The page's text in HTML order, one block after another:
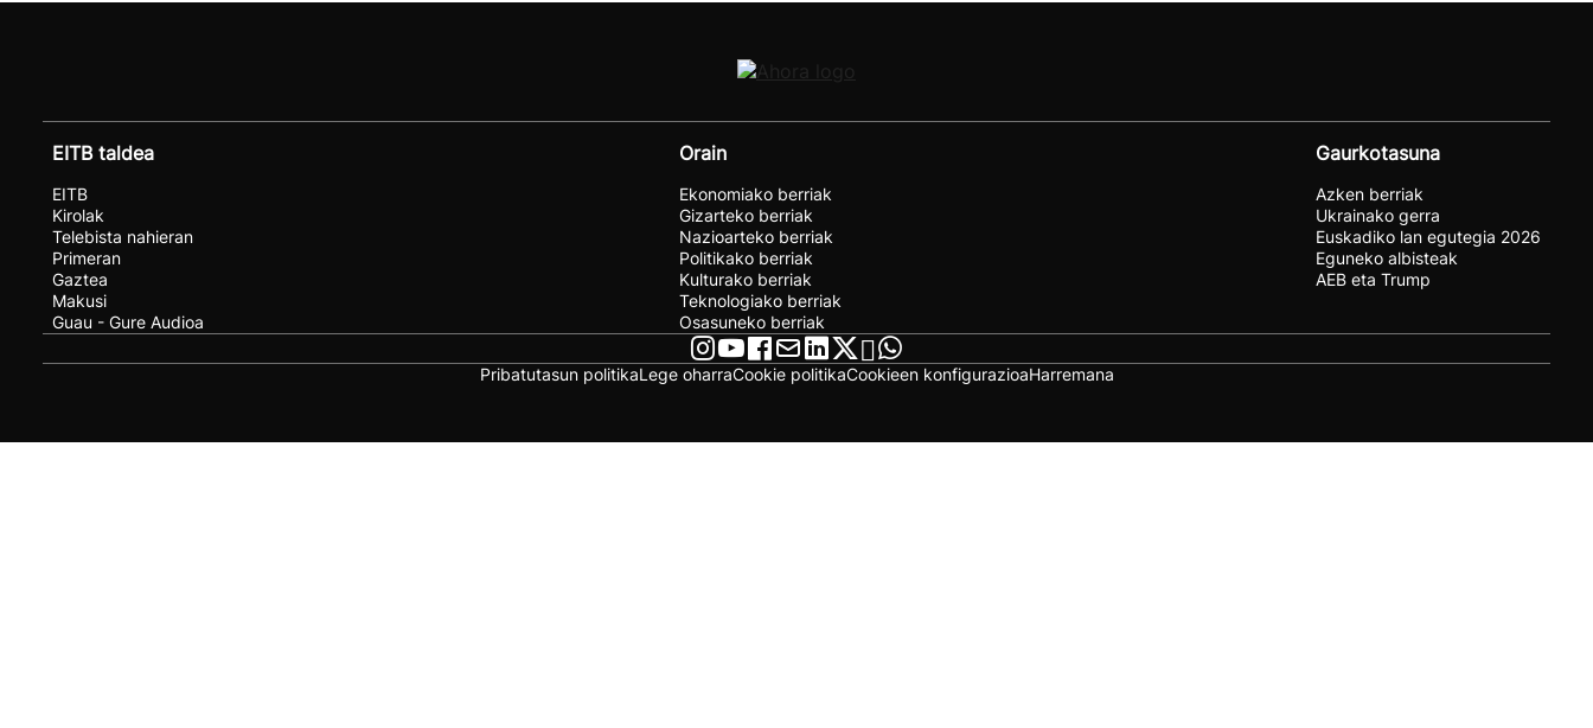
EITB taldea
EITB
Kirolak
Telebista nahieran
Primeran
Gaztea
Makusi
Guau - Gure Audioa
Orain
Ekonomiako berriak
Gizarteko berriak
Nazioarteko berriak
Politikako berriak
Kulturako berriak
Teknologiako berriak
Osasuneko berriak
Gaurkotasuna
Azken berriak
Ukrainako gerra
Euskadiko lan egutegia 2026
Eguneko albisteak
AEB eta Trump
Pribatutasun politikaLege oharraCookie politikaCookieen konfigurazioaHarremana